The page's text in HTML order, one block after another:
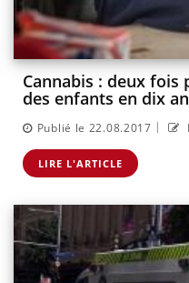
Cannabis : deux fois
des enfants en dix
Publié le 22.08.2017 |
LIRE L'ARTICLE